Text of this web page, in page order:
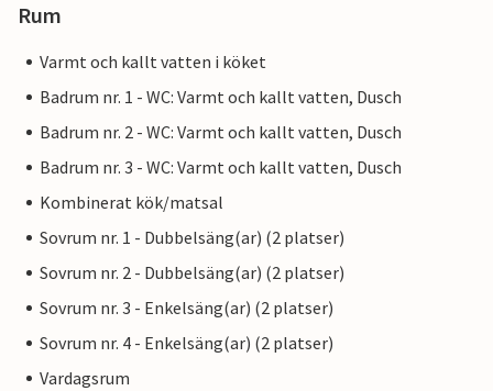
Rum
Varmt och kallt vatten i köket
Badrum nr. 1 - WC: Varmt och kallt vatten, Dusch
Badrum nr. 2 - WC: Varmt och kallt vatten, Dusch
Badrum nr. 3 - WC: Varmt och kallt vatten, Dusch
Kombinerat kök/matsal
Sovrum nr. 1 - Dubbelsäng(ar) (2 platser)
Sovrum nr. 2 - Dubbelsäng(ar) (2 platser)
Sovrum nr. 3 - Enkelsäng(ar) (2 platser)
Sovrum nr. 4 - Enkelsäng(ar) (2 platser)
Vardagsrum